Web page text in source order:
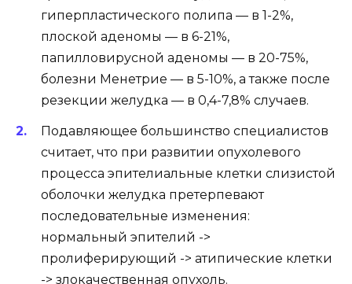
гиперпластического полипа — в 1-2%,
плоской аденомы — в 6-21%,
папилловирусной аденомы — в 20-75%,
болезни Менетрие — в 5-10%, а также после
резекции желудка — в 0,4-7,8% случаев.
Подавляющее большинство специалистов
считает, что при развитии опухолевого
процесса эпителиальные клетки слизистой
оболочки желудка претерпевают
последовательные изменения:
нормальный эпителий ->
пролиферирующий -> атипические клетки
-> злокачественная опухоль.